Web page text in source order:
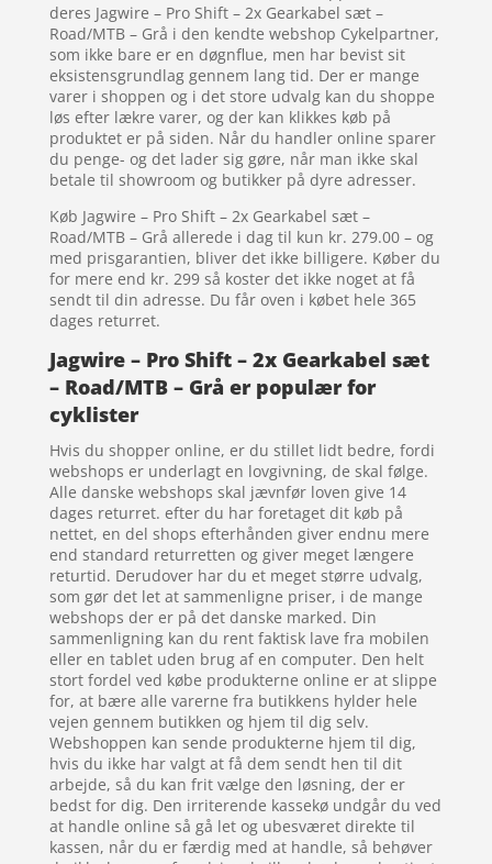
deres Jagwire – Pro Shift – 2x Gearkabel sæt –
Road/MTB – Grå i den kendte webshop Cykelpartner,
som ikke bare er en døgnflue, men har bevist sit
eksistensgrundlag gennem lang tid. Der er mange
varer i shoppen og i det store udvalg kan du shoppe
løs efter lækre varer, og der kan klikkes køb på
produktet er på siden. Når du handler online sparer
du penge- og det lader sig gøre, når man ikke skal
betale til showroom og butikker på dyre adresser.
Køb Jagwire – Pro Shift – 2x Gearkabel sæt –
Road/MTB – Grå allerede i dag til kun kr. 279.00 – og
med prisgarantien, bliver det ikke billigere. Køber du
for mere end kr. 299 så koster det ikke noget at få
sendt til din adresse. Du får oven i købet hele 365
dages returret.
Jagwire – Pro Shift – 2x Gearkabel sæt
– Road/MTB – Grå er populær for
cyklister
Hvis du shopper online, er du stillet lidt bedre, fordi
webshops er underlagt en lovgivning, de skal følge.
Alle danske webshops skal jævnfør loven give 14
dages returret. efter du har foretaget dit køb på
nettet, en del shops efterhånden giver endnu mere
end standard returretten og giver meget længere
returtid. Derudover har du et meget større udvalg,
som gør det let at sammenligne priser, i de mange
webshops der er på det danske marked. Din
sammenligning kan du rent faktisk lave fra mobilen
eller en tablet uden brug af en computer. Den helt
stort fordel ved købe produkterne online er at slippe
for, at bære alle varerne fra butikkens hylder hele
vejen gennem butikken og hjem til dig selv.
Webshoppen kan sende produkterne hjem til dig,
hvis du ikke har valgt at få dem sendt hen til dit
arbejde, så du kan frit vælge den løsning, der er
bedst for dig. Den irriterende kassekø undgår du ved
at handle online så gå let og ubesværet direkte til
kassen, når du er færdig med at handle, så behøver